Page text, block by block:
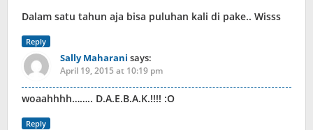
Dalam satu tahun aja bisa puluhan kali di pake.. Wisss
Reply
Sally Maharani says:
April 19, 2015 at 10:19 pm
woaahhhh…….. D.A.E.B.A.K.!!!! :O
Reply